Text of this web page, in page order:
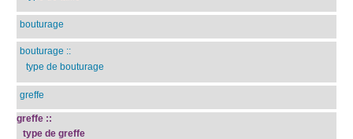
bouturage
bouturage ::
type de bouturage
greffe
greffe ::
type de greffe